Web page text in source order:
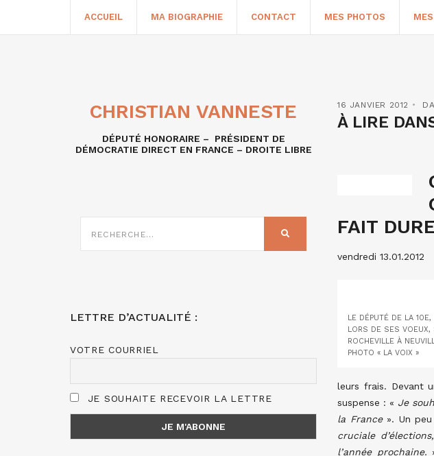
ACCUEIL MA BIOGRAPHIE CONTACT MES PHOTOS
16 JANVIER 2012
À LIRE
FAIT
vendredi 13.01.2012
LE DÉPUTÉ DE LA 10E,
LORS DE SES VOEUX,
ROCHEVILLE À
PHOTO « LA VOIX »
leurs frais. Devant
suspense : « Je
la France ». Un
cruciale
l’année prochaine.
CHRISTIAN VANNESTE
DÉPUTÉ HONORAIRE – PRÉSIDENT DE
DÉMOCRATIE DIRECT EN FRANCE – DROITE LIBRE
SUR
RECHERCHER
LETTRE D’ACTUALITÉ :
VOTRE COURRIEL
JE SOUHAITE RECEVOIR LA LETTRE